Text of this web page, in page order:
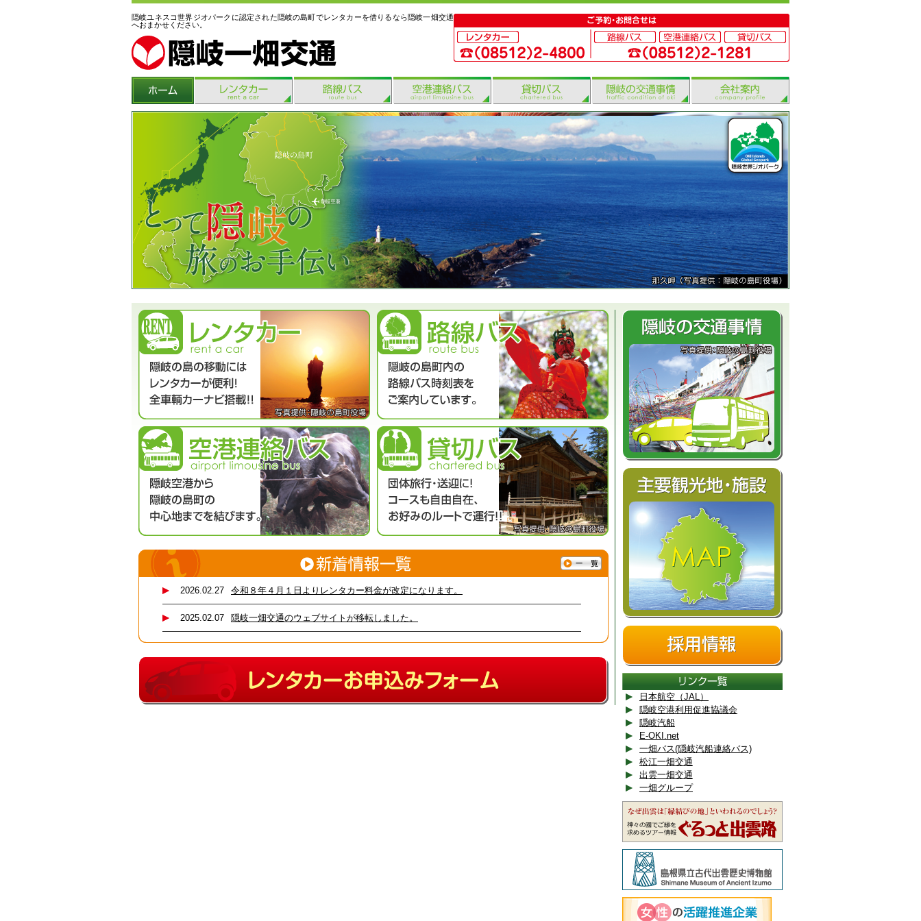
隠岐ユネスコ世界ジオパークに認定された隠岐の島町でレンタカーを借りるなら隠岐一畑交通
へおまかせください。
日本航空（JAL）
隠岐空港利用促進協議会
隠岐汽船
E-OKI.net
一畑バス(隠岐汽船連絡バス)
松江一畑交通
出雲一畑交通
一畑グループ